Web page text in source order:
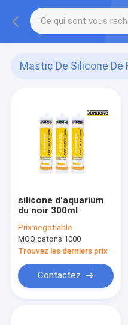
Mastic De Silicone De
silicone d'aquarium
du noir 300ml
Prix:negotiable
MOQ:catons 1000
Trouvez les derniers prix
Contactez